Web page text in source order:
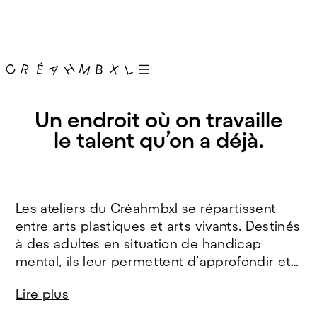
Un endroit où on travaille
le talent qu’on a déjà.
Les ateliers du Créahmbxl se répartissent
entre arts plastiques et arts vivants. Destinés
à des adultes en situation de handicap
mental, ils leur permettent d’approfondir et
favorable à la création. Les artistes-
Lire plus